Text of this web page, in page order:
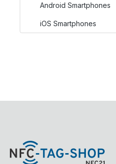
Android Smartphones
iOS Smartphones